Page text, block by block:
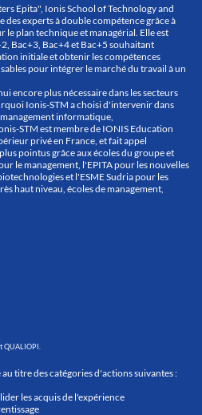
Epita", Ionis School of Technology and
des experts à double compétence grâce à
plan technique et managérial. Elle est
Bac+3, Bac+4 et Bac+5 souhaitant
initiale et obtenir les compétences
pour intégrer le marché du travail à un
encore plus nécessaire dans les secteurs
Ionis-STM a choisi d'intervenir dans
informatique,
STM est membre de IONIS Education
privé en France, et fait appel
pointus grâce aux écoles du groupe et
le management, l'EPITA pour les nouvelles
et l'ESME Sudria pour les
haut niveau, écoles de management,
QUALIOPI.
titre des catégories d'actions suivantes :
les acquis de l'expérience